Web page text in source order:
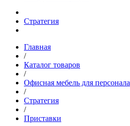
Стратегия
Главная
/
Каталог товаров
/
Офисная мебель для персонала
/
Стратегия
/
Приставки